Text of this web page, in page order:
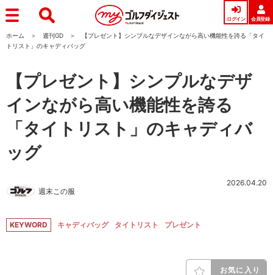
ログイン 会員登録
ホーム 週刊GD
【プレゼント】シンプルなデザインながら高い機能性を誇る「タイ
トリスト」のキャディバッグ
【プレゼント】シンプルなデザ
インながら高い機能性を誇る
「タイトリスト」のキャディバ
ッグ
週末この服
2026.04.20
KEYWORD キャディバッグ タイトリスト プレゼント
お気に入り